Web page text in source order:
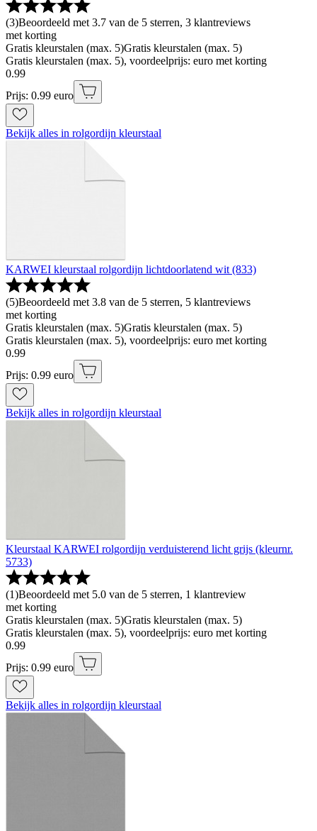
(3)Beoordeeld met 3.7 van de 5 sterren, 3 klantreviews
met korting
Gratis kleurstalen (max. 5)Gratis kleurstalen (max. 5)
Gratis kleurstalen (max. 5), voordeelprijs: euro met korting
0.99
Prijs: 0.99 euro
Bekijk alles in rolgordijn kleurstaal
KARWEI kleurstaal rolgordijn lichtdoorlatend wit (833)
(5)Beoordeeld met 3.8 van de 5 sterren, 5 klantreviews
met korting
Gratis kleurstalen (max. 5)Gratis kleurstalen (max. 5)
Gratis kleurstalen (max. 5), voordeelprijs: euro met korting
0.99
Prijs: 0.99 euro
Bekijk alles in rolgordijn kleurstaal
Kleurstaal KARWEI rolgordijn verduisterend licht grijs (kleurnr.
5733)
(1)Beoordeeld met 5.0 van de 5 sterren, 1 klantreview
met korting
Gratis kleurstalen (max. 5)Gratis kleurstalen (max. 5)
Gratis kleurstalen (max. 5), voordeelprijs: euro met korting
0.99
Prijs: 0.99 euro
Bekijk alles in rolgordijn kleurstaal